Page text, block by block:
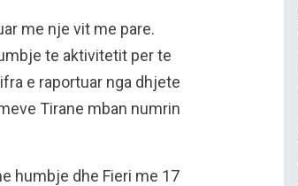
me nje vit me pare.
te aktivitetit per te
e raportuar nga dhjete
Tirane mban numrin
humbje dhe Fieri me 17